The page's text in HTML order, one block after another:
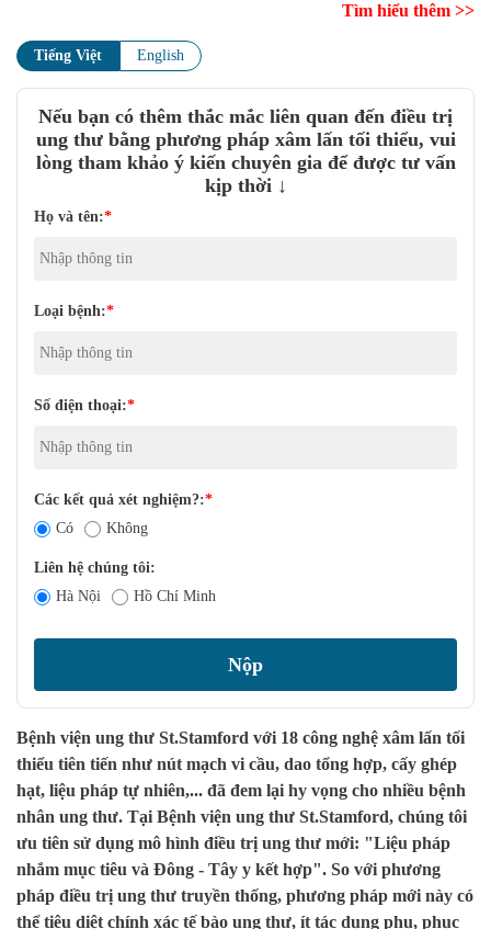
Tìm hiểu thêm >>
Tiếng Việt English
Nếu bạn có thêm thắc mắc liên quan đến điều trị
ung thư bằng phương pháp xâm lấn tối thiểu, vui
lòng tham khảo ý kiến chuyên gia để được tư vấn
kịp thời ↓
Họ và tên:*
Loại bệnh:*
Số điện thoại:*
Các kết quả xét nghiệm?:*
Có
Không
Liên hệ chúng tôi:
Hà Nội
Hồ Chí Minh
Bệnh viện ung thư St.Stamford với 18 công nghệ xâm lấn tối
thiểu tiên tiến như nút mạch vi cầu, dao tổng hợp, cấy ghép
hạt, liệu pháp tự nhiên,... đã đem lại hy vọng cho nhiều bệnh
nhân ung thư. Tại Bệnh viện ung thư St.Stamford, chúng tôi
ưu tiên sử dụng mô hình điều trị ung thư mới: "Liệu pháp
nhắm mục tiêu và Đông - Tây y kết hợp". So với phương
pháp điều trị ung thư truyền thống, phương pháp mới này có
thể tiêu diệt chính xác tế bào ung thư, ít tác dụng phụ, phục